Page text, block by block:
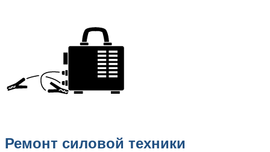
Ремонт силовой техники